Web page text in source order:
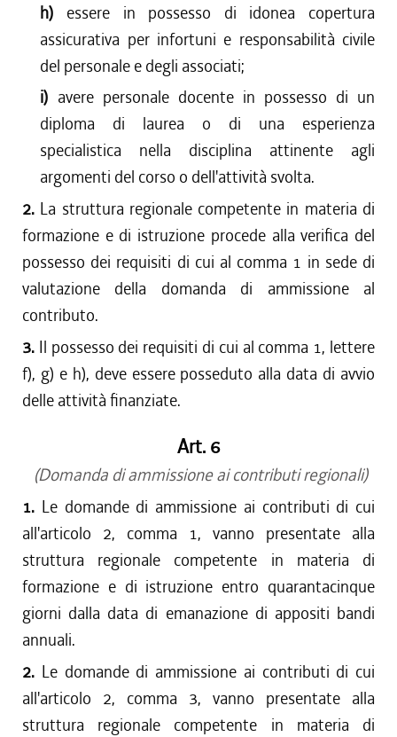
h) essere in possesso di idonea copertura
assicurativa per infortuni e responsabilità civile
del personale e degli associati;
i) avere personale docente in possesso di un
diploma di laurea o di una esperienza
specialistica nella disciplina attinente agli
argomenti del corso o dell'attività svolta.
2. La struttura regionale competente in materia di
formazione e di istruzione procede alla verifica del
possesso dei requisiti di cui al comma 1 in sede di
valutazione della domanda di ammissione al
contributo.
3. Il possesso dei requisiti di cui al comma 1, lettere
f), g) e h), deve essere posseduto alla data di avvio
delle attività finanziate.
Art. 6
(Domanda di ammissione ai contributi regionali)
1. Le domande di ammissione ai contributi di cui
all'articolo 2, comma 1, vanno presentate alla
struttura regionale competente in materia di
formazione e di istruzione entro quarantacinque
giorni dalla data di emanazione di appositi bandi
annuali.
2. Le domande di ammissione ai contributi di cui
all'articolo 2, comma 3, vanno presentate alla
struttura regionale competente in materia di